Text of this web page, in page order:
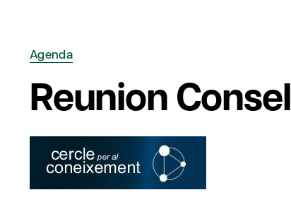
Agenda
Reunion